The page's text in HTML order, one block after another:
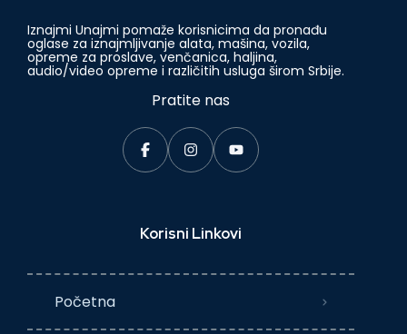
Iznajmi Unajmi pomaže korisnicima da pronađu
oglase za iznajmljivanje alata, mašina, vozila,
opreme za proslave, venčanica, haljina,
audio/video opreme i različitih usluga širom Srbije.
Pratite nas
Korisni Linkovi
Početna